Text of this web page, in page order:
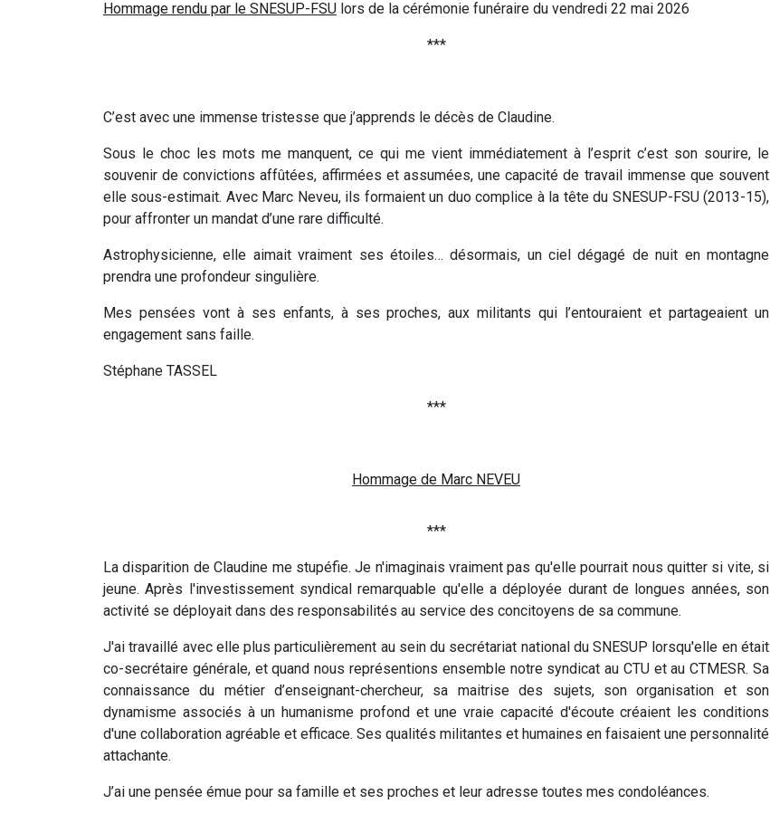
Hommage rendu par le SNESUP-FSU lors de la cérémonie funéraire du vendredi 22 mai 2026
***
C’est avec une immense tristesse que j’apprends le décès de Claudine.
Sous le choc les mots me manquent, ce qui me vient immédiatement à l’esprit c’est son sourire, le
souvenir de convictions affûtées, affirmées et assumées, une capacité de travail immense que souvent
elle sous-estimait. Avec Marc Neveu, ils formaient un duo complice à la tête du SNESUP-FSU (2013-15),
pour affronter un mandat d’une rare difficulté.
Astrophysicienne, elle aimait vraiment ses étoiles… désormais, un ciel dégagé de nuit en montagne
prendra une profondeur singulière.
Mes pensées vont à ses enfants, à ses proches, aux militants qui l’entouraient et partageaient un
engagement sans faille.
Stéphane TASSEL
***
Hommage de Marc NEVEU
***
La disparition de Claudine me stupéfie. Je n'imaginais vraiment pas qu'elle pourrait nous quitter si vite, si
jeune. Après l'investissement syndical remarquable qu'elle a déployée durant de longues années, son
activité se déployait dans des responsabilités au service des concitoyens de sa commune.
J'ai travaillé avec elle plus particulièrement au sein du secrétariat national du SNESUP lorsqu'elle en était
co-secrétaire générale, et quand nous représentions ensemble notre syndicat au CTU et au CTMESR. Sa
connaissance du métier d’enseignant-chercheur, sa maitrise des sujets, son organisation et son
dynamisme associés à un humanisme profond et une vraie capacité d'écoute créaient les conditions
d'une collaboration agréable et efficace. Ses qualités militantes et humaines en faisaient une personnalité
attachante.
J’ai une pensée émue pour sa famille et ses proches et leur adresse toutes mes condoléances.